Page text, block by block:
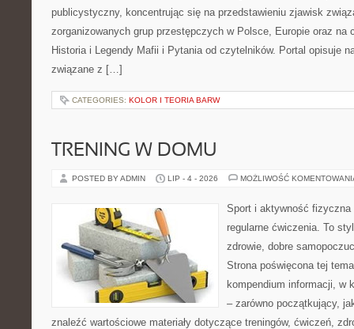
publicystyczny, koncentrując się na przedstawieniu zjawisk
zorganizowanych grup przestępczych w Polsce, Europie oraz na
Historia i Legendy Mafii i Pytania od czytelników. Portal opisuje
związane z […]
CATEGORIES: KOLOR I TEORIA BARW
TRENING W DOMU
POSTED BY ADMIN LIP - 4 - 2026 MOŻLIWOŚĆ
Sport i aktywność
regularne ćwiczenia. To
zdrowie, dobre
Strona poświęcona tej
kompendium informacji, w
– zarówno początkujący,
znaleźć wartościowe materiały dotyczące treningów, ćwiczeń,